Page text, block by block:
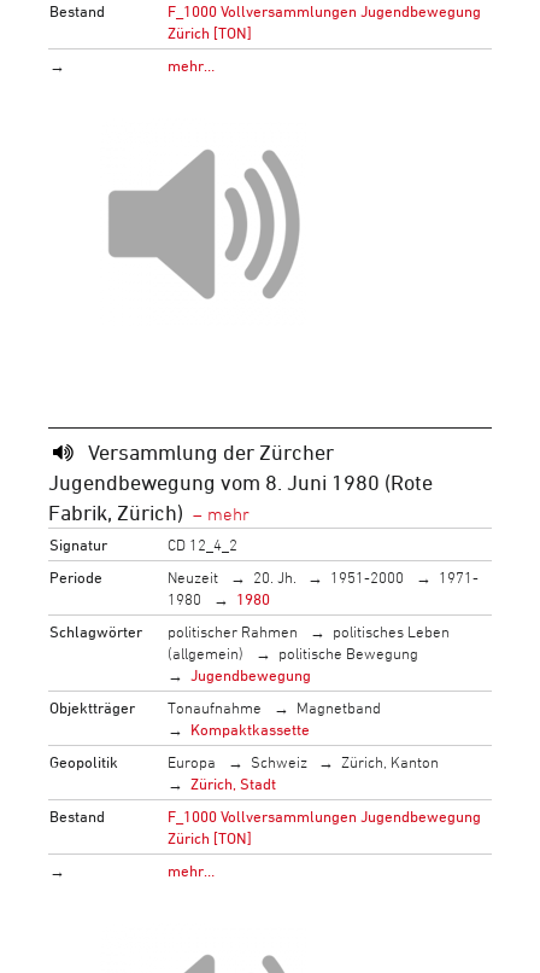
Bestand
F_1000 Vollversammlungen Jugendbewegung
Zürich [TON]
→
mehr…
Versammlung der Zürcher
Jugendbewegung vom 8. Juni 1980 (Rote
Fabrik, Zürich)
Signatur
CD 12_4_2
Periode
Neuzeit 20. Jh. 1951-2000
1971-
1980
1980
Schlagwörter
politischer Rahmen
politisches Leben
(allgemein)
politische Bewegung
Jugendbewegung
Objektträger
Tonaufnahme
Magnetband
Kompaktkassette
Geopolitik
Europa Schweiz
Zürich, Kanton
Zürich, Stadt
Bestand
F_1000 Vollversammlungen Jugendbewegung
Zürich [TON]
→
mehr…